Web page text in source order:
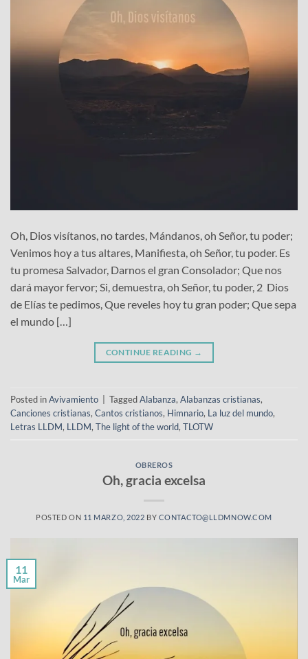
Oh, Dios visítanos, no tardes, Mándanos, oh Señor, tu poder;
Venimos hoy a tus altares, Manifiesta, oh Señor, tu poder. Es
tu promesa Salvador, Darnos el gran Consolador; Que nos
dará mayor fervor; Si, demuestra, oh Señor, tu poder, 2 Dios
de Elías te pedimos, Que reveles hoy tu gran poder; Que sepa
el mundo […]
CONTINUE READING →
Posted inAvivamiento TaggedAlabanza, Alabanzas cristianas,
Canciones cristianas, Cantos cristianos, Himnario, La luz del mundo,
Letras LLDM, LLDM, The light of the world, TLOTW
OBREROS
Oh, gracia excelsa
POSTED ON 11 MARZO, 2022 BY CONTACTO@LLDMNOW.COM
11
Mar